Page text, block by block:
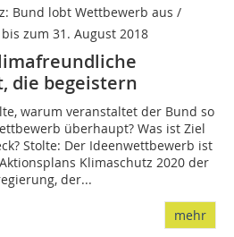
Bund lobt Wettbewerb aus /
zum 31. August 2018
die begeistern
warum veranstaltet der Bund so
überhaupt? Was ist Ziel
Stolte: Der Ideenwettbewerb ist
Klimaschutz 2020 der
der...
mehr